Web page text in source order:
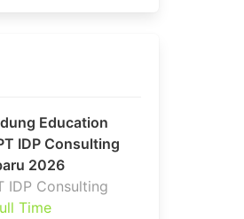
Education
IDP Consulting
2026
IDP Consulting
Time